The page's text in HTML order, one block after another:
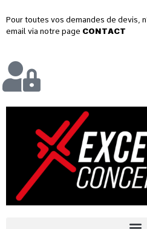
Pour toutes vos demandes de devis,
email via notre page CONTACT